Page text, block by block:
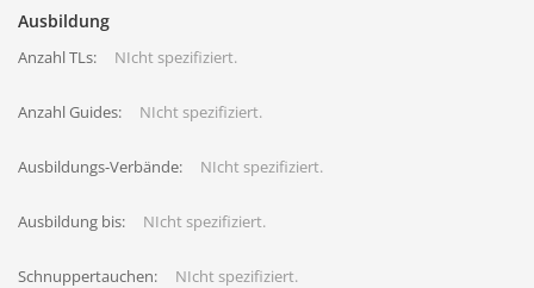
Ausbildung
Anzahl TLs: NIcht spezifiziert.
Anzahl Guides: NIcht spezifiziert.
Ausbildungs-Verbände: NIcht spezifiziert.
Ausbildung bis: NIcht spezifiziert.
Schnuppertauchen: NIcht spezifiziert.